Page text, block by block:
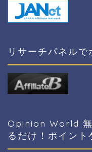
リサーチパネル
Opinion World 無
るだけ！ポイント